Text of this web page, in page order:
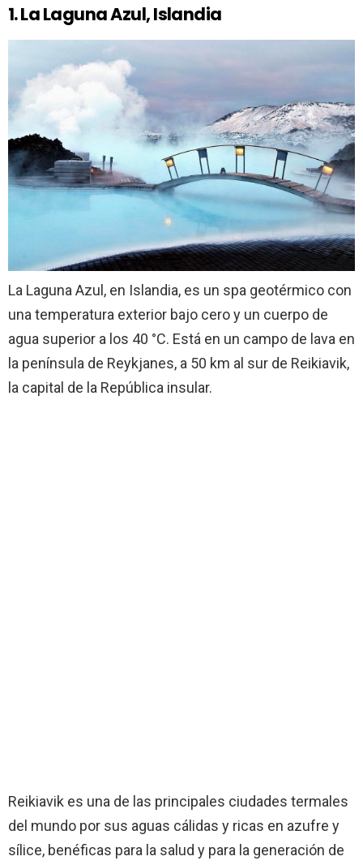
1. La Laguna Azul, Islandia
La Laguna Azul, en Islandia, es un spa geotérmico con
una temperatura exterior bajo cero y un cuerpo de
agua superior a los 40 °C. Está en un campo de lava en
la península de Reykjanes, a 50 km al sur de Reikiavik,
la capital de la República insular.
Reikiavik es una de las principales ciudades termales
del mundo por sus aguas cálidas y ricas en azufre y
sílice, benéficas para la salud y para la generación de